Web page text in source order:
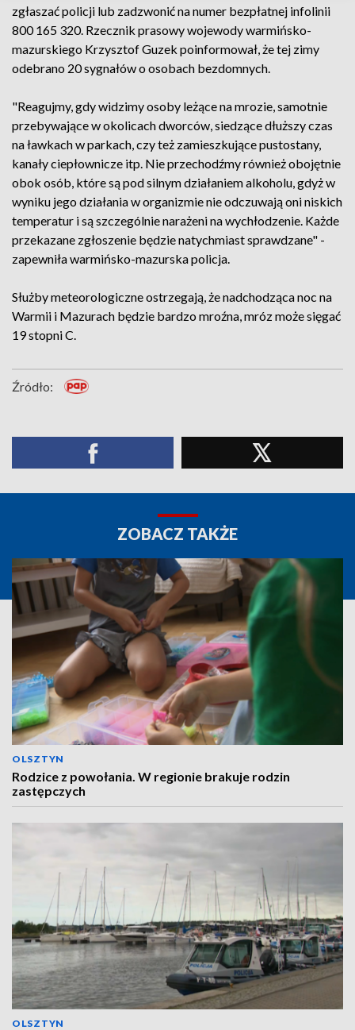
zgłaszać policji lub zadzwonić na numer bezpłatnej infolinii
800 165 320. Rzecznik prasowy wojewody warmińsko-
mazurskiego Krzysztof Guzek poinformował, że tej zimy
odebrano 20 sygnałów o osobach bezdomnych.
"Reagujmy, gdy widzimy osoby leżące na mrozie, samotnie
przebywające w okolicach dworców, siedzące dłuższy czas
na ławkach w parkach, czy też zamieszkujące pustostany,
kanały ciepłownicze itp. Nie przechodźmy również obojętnie
obok osób, które są pod silnym działaniem alkoholu, gdyż w
wyniku jego działania w organizmie nie odczuwają oni niskich
temperatur i są szczególnie narażeni na wychłodzenie. Każde
przekazane zgłoszenie będzie natychmiast sprawdzane" -
zapewniła warmińsko-mazurska policja.
Służby meteorologiczne ostrzegają, że nadchodząca noc na
Warmii i Mazurach będzie bardzo mroźna, mróz może sięgać
19 stopni C.
Źródło:
ZOBACZ TAKŻE
OLSZTYN
Rodzice z powołania. W regionie brakuje rodzin
zastępczych
OLSZTYN